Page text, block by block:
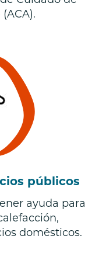
públicos
ayuda para
domésticos.